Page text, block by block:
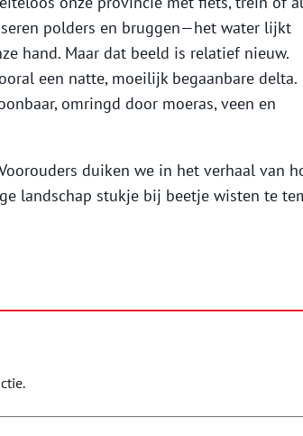
polders en bruggen—het water lijkt
hand. Maar dat beeld is relatief nieuw.
een natte, moeilijk begaanbare delta.
omringd door moeras, veen en
duiken we in het verhaal van
landschap stukje bij beetje wisten te